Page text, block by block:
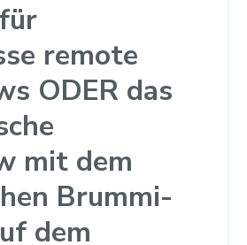
remote
ODER das
mit dem
Brummi-
dem